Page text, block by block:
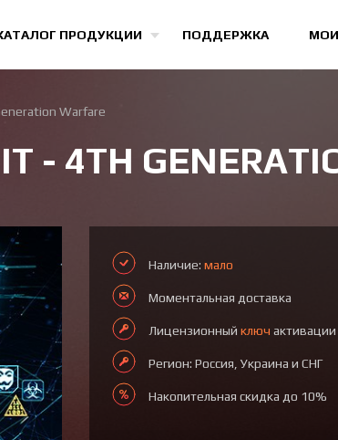
ПРОДУКЦИИ ПОДДЕРЖКА
Все игры
Warfare
- 4TH
Наличие: мало
Моментальная доставка
Лицензионный ключ активации
Регион: Россия, Украина и СНГ
Накопительная скидка до 10%